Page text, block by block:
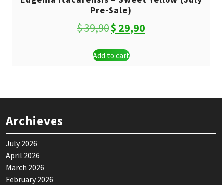
Pre-Sale)
$39,90Original
was:
$ 29,90
Add to cart
Archieves
July 2026
April 2026
March 2026
February 2026